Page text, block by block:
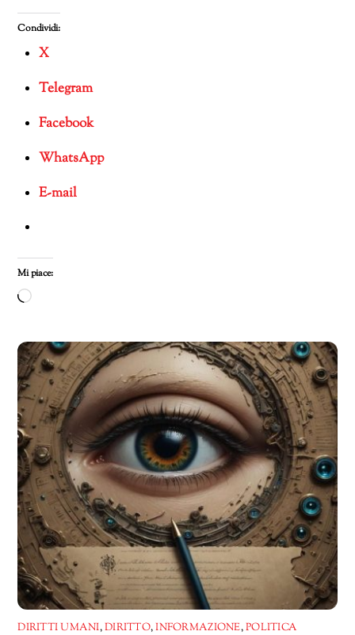
Condividi:
X
Telegram
Facebook
WhatsApp
E-mail
Mi piace:
Caricamento
corso…
DIRITTI UMANI,DIRITTO,INFORMAZIONE,POLITICA